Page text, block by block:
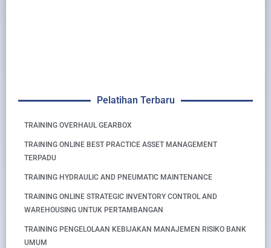
Pelatihan Terbaru
TRAINING OVERHAUL GEARBOX
TRAINING ONLINE BEST PRACTICE ASSET MANAGEMENT
TERPADU
TRAINING HYDRAULIC AND PNEUMATIC MAINTENANCE
TRAINING ONLINE STRATEGIC INVENTORY CONTROL AND
WAREHOUSING UNTUK PERTAMBANGAN
TRAINING PENGELOLAAN KEBIJAKAN MANAJEMEN RISIKO BANK
UMUM